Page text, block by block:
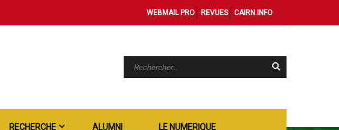
WEBMAIL PRO REVUES CAIRN.INFO
RECHERCHE ALUMNI LE NUMERIQUE